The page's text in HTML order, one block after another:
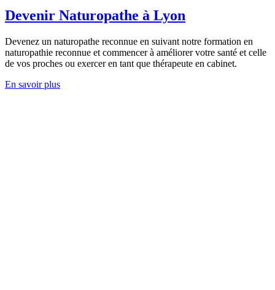
Devenir Naturopathe à Lyon
Devenez un naturopathe reconnue en suivant notre formation en
naturopathie reconnue et commencer à améliorer votre santé et celle
de vos proches ou exercer en tant que thérapeute en cabinet.
En savoir plus